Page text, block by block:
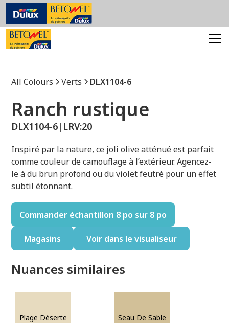
All Colours Verts DLX1104-6
Ranch rustique
DLX1104-6| LRV:20
Inspiré par la nature, ce joli olive atténué est parfait
comme couleur de camouflage à l’extérieur. Agencez-
le à du brun profond ou du violet feutré pour un effet
subtil étonnant.
Commander échantillon 8 po sur 8 po
Magasins Voir dans le visualiseur
Nuances similaires
Plage Déserte Seau De Sable